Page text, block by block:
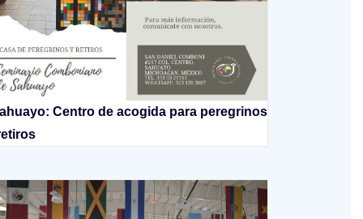
Centro de acogida para peregrinos